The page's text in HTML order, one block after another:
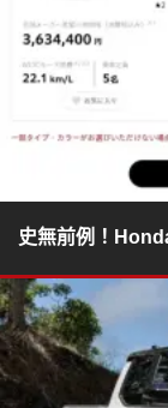
史無前例！